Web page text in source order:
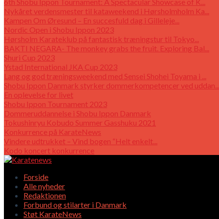
Nykåret verdensmester til kataweekend i Hørsholmholm Ka...
Kampen Om Øresund – En succesfuld dag i Gilleleje...
Nordic Open i Shobu Ippon 2023
Hørsholm Karateklub på fantastisk træningstur til Tokyo...
BAKTI NEGARA- The monkey grabs the fruit. Exploring Bal...
Shuri Cup 2023
Ystad International JKA Cup 2023
Lang og god træningsweekend med Sensei Shohei Toyama i ...
Shobu Ippon Danmark styrker dommerkompetencer ved uddan...
En oplevelse for livet
Shobu Ippon Tournament 2023
Dommeruddannelse i Shobu Ippon Danmark
Tokushinryu Kobudo Summer Gasshuku 2021
Konkurrence på KarateNews
Vindere udtrukket – Vind bogen “Helt enkelt...
Kodo koncert konkurrence
Forside
Alle nyheder
Redaktionen
Forbund og stilarter i Danmark
Støt KarateNews